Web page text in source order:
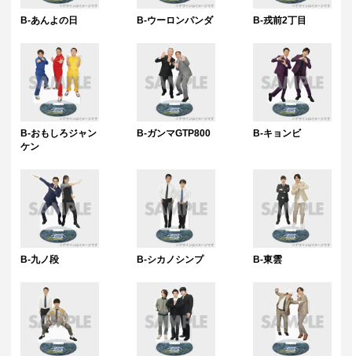
「A賞：【選べる！】ビッグアクリルスタンド」と「B賞：アクリルスタ
使用させていただく場合がございます。
注意事項
・景品デザインはイメージです。状況によりデザインが変更となる可能
性がございます。
・くじご利用後のお客様都合での景品のキャンセル・返品・交換はいた
しかねます。
・景品の配送完了から1ヶ月経過後にお問合せいただいた景品の不備、未
・本サービスで獲得された景品をオークション等へ出品する行為、その
他営利目的での転売行為は禁止しております。
・本サービスで獲得された動画･画像･ボイス等のデジタルコンテンツ
は、出品者が著作権を有しております。無断でのSNS等での公開、譲
渡、その他著作権を侵害する行為は禁止しております。
・当選権利は当選者ご本人のみ有効となります。当選権利の譲渡、オー
クション等への出品、その他営利目的での転売は禁止しております。
・運営様の都合により、一部サイン入り景品がご用意ができなくなる場
可能性がございます。（該当者には別途メールにてご連絡させていただ
きます。）
・製造に伴い発生した製品イメージを大きく損なわない程度の微細なキ
ズ・縫製・糸くずなどに関しましては交換対象外となります。
・弊社サイト以外で景品を購入された場合、弊社は一切責任を負いませ
B-あんよの日 B-ウーロンパンダ B-戎前2丁目
B-おもしろジャン
ケン
B-ガンマGTP800 B-キョンビ
B-九ノ段 B-シカノシンプ B-東雲